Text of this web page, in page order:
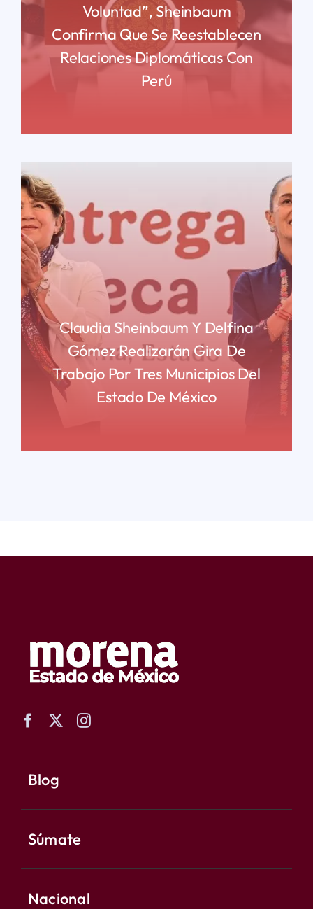
Voluntad”, Sheinbaum
Confirma Que Se Reestablecen
Relaciones Diplomáticas Con
Perú
Claudia Sheinbaum Y Delfina
Gómez Realizarán Gira De
Trabajo Por Tres Municipios Del
Estado De México
Blog
Súmate
Nacional